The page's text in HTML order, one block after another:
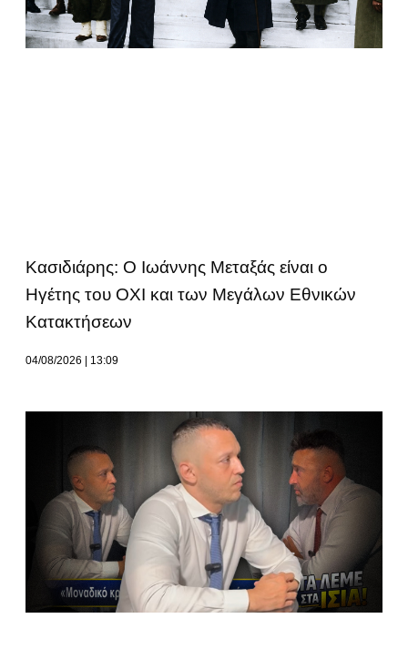
Κασιδιάρης: Ο Ιωάννης Μεταξάς είναι ο
Ηγέτης του ΟΧΙ και των Μεγάλων Εθνικών
Κατακτήσεων
04/08/2026 13:09